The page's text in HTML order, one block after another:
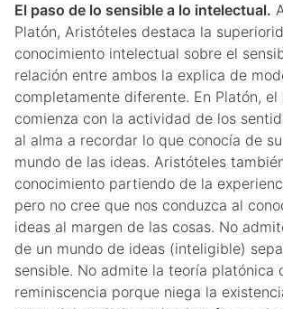
El paso de lo sensible a lo intelectual.
Platón, Aristóteles destaca la
conocimiento intelectual sobre el
relación entre ambos la explica de
completamente diferente. En Platón,
comienza con la actividad de los
al alma a recordar lo que conocía de
mundo de las ideas. Aristóteles
conocimiento partiendo de la
pero no cree que nos conduzca al
ideas al margen de las cosas. No
de un mundo de ideas (inteligible)
sensible. No admite la teoría platónica
reminiscencia porque niega la